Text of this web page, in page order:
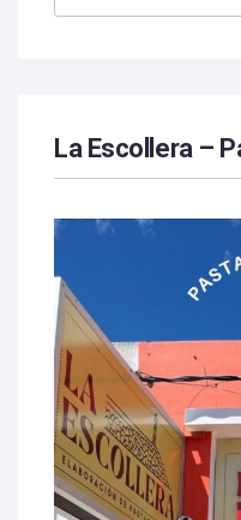
La Escollera –